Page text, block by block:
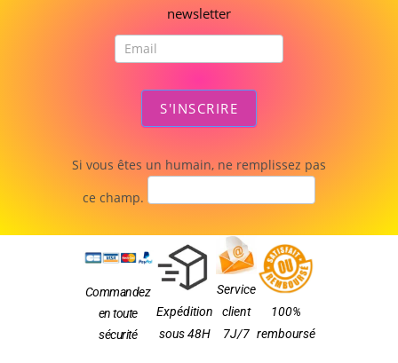
newsletter
S'INSCRIRE
Si vous êtes un humain, ne remplissez pas
ce champ.
Commandez
en toute
sécurité
Expédition
sous 48H
Service
client
7J/7
100%
remboursé